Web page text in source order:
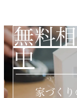
無料
中
家づくり